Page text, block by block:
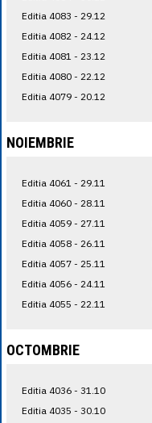
Editia 4083 - 29.12
Editia 4082 - 24.12
Editia 4081 - 23.12
Editia 4080 - 22.12
Editia 4079 - 20.12
NOIEMBRIE
Editia 4061 - 29.11
Editia 4060 - 28.11
Editia 4059 - 27.11
Editia 4058 - 26.11
Editia 4057 - 25.11
Editia 4056 - 24.11
Editia 4055 - 22.11
OCTOMBRIE
Editia 4036 - 31.10
Editia 4035 - 30.10